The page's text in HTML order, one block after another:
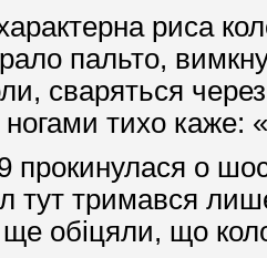
риса
пальто,
сваряться
ногами тихо каже:
прокинулася о
тут тримався
обіцяли, що